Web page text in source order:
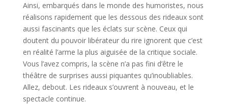
Ainsi, embarqués dans le monde des humoristes, nous
réalisons rapidement que les dessous des rideaux sont
aussi fascinants que les éclats sur scène. Ceux qui
doutent du pouvoir libérateur du rire ignorent que c’est
en réalité l’arme la plus aiguisée de la critique sociale.
Vous l’avez compris, la scène n’a pas fini d’être le
théâtre de surprises aussi piquantes qu’inoubliables.
Allez, debout. Les rideaux s’ouvrent à nouveau, et le
spectacle continue.